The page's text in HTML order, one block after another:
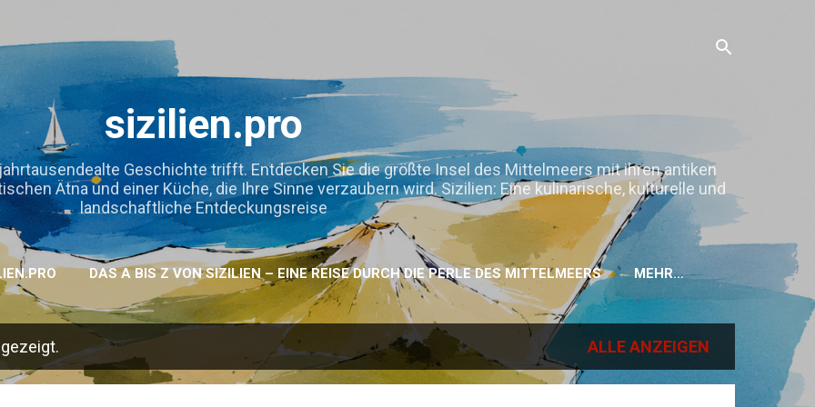
sizilien.pro
Geschichte trifft. Entdecken Sie die größte Insel des Mittelmeers mit ihren antiken
Ätna und einer Küche, die Ihre Sinne verzaubern wird. Sizilien: Eine kulinarische, kulturelle und
landschaftliche Entdeckungsreise
DAS A BIS Z VON SIZILIEN – EINE REISE DURCH DIE PERLE DES MITTELMEERS MEHR…
ALLE ANZEIGEN